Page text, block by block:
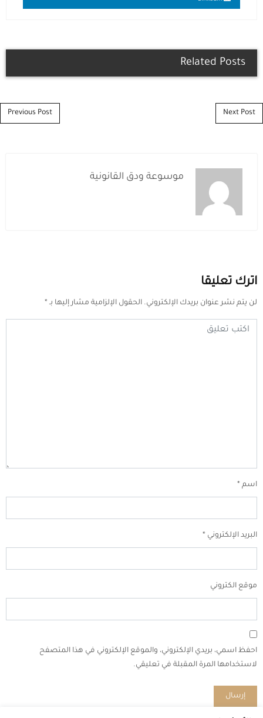
Related Posts
Post navigation
Previous Post Next Post
موسوعة ودق القانونية
اترك تعليقا
لن يتم نشر عنوان بريدك الإلكتروني. الحقول الإلزامية مشار إليها بـ *
اسم *
البريد الإلكتروني *
موقع الكتروني
احفظ اسمي، بريدي الإلكتروني، والموقع الإلكتروني في هذا المتصفح
لاستخدامها المرة المقبلة في تعليقي.